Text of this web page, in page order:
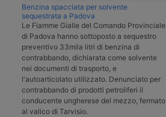
Benzina spacciata per solvente
sequestrata a Padova
Le Fiamme Gialle del Comando Provinciale
di Padova hanno sottoposto a sequestro
preventivo 33mila litri di benzina di
contrabbando, dichiarata come solvente
nei documenti di trasporto, e
l'autoarticolato utilizzato. Denunciato per
contrabbando di prodotti petroliferi il
conducente ungherese del mezzo, fermato
al valico di Tarvisio.